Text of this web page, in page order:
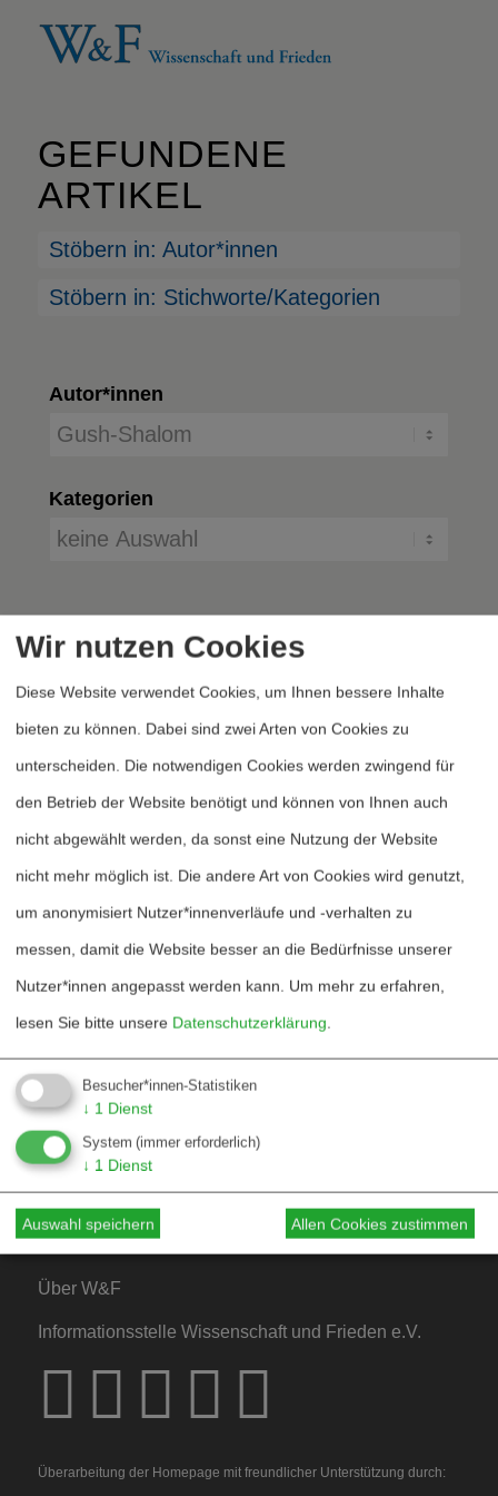
GEFUNDENE
ARTIKEL
Stöbern in: Autor*innen
Stöbern in: Stichworte/Kategorien
Autor*innen
Kategorien
Heftarchiv
Bestellen
Fördern
Jubiläum 40 Jahre
Kontakt
Mediadaten
Hinweise für Autor*innen
Hinweise für Dossiers
Über W&F
Informationsstelle Wissenschaft und Frieden e.V.
Überarbeitung der Homepage mit freundlicher Unterstützung durch:
Wir nutzen Cookies
Diese Website verwendet Cookies, um Ihnen bessere Inhalte
bieten zu können. Dabei sind zwei Arten von Cookies zu
unterscheiden. Die notwendigen Cookies werden zwingend für
den Betrieb der Website benötigt und können von Ihnen auch
nicht abgewählt werden, da sonst eine Nutzung der Website
nicht mehr möglich ist. Die andere Art von Cookies wird genutzt,
um anonymisiert Nutzer*innenverläufe und -verhalten zu
messen, damit die Website besser an die Bedürfnisse unserer
Nutzer*innen angepasst werden kann. Um mehr zu erfahren,
lesen Sie bitte unsere Datenschutzerklärung.
Besucher*innen-Statistiken
↓ 1 Dienst
System (immer erforderlich)
↓ 1 Dienst
Auswahl speichern Allen Cookies zustimmen